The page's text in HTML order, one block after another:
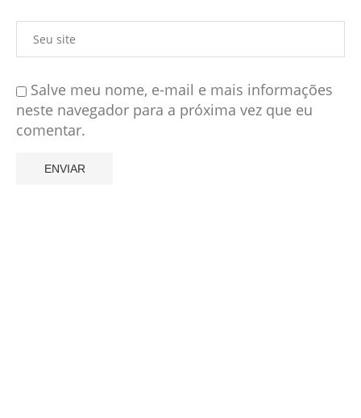
Salve meu nome, e-mail e mais informações
neste navegador para a próxima vez que eu
comentar.